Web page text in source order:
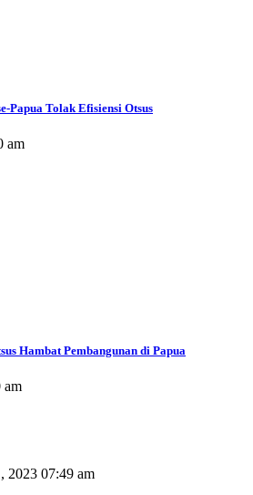
Papua Tolak Efisiensi Otsus
am
Hambat Pembangunan di Papua
am
2023 07:49 am